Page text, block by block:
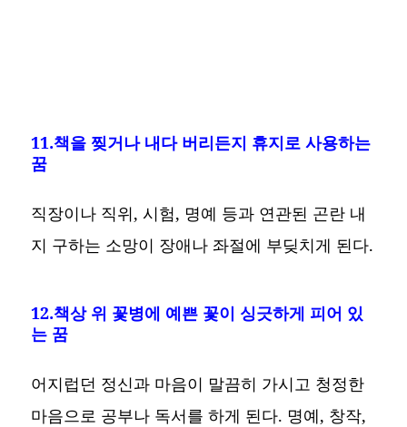
11.책을 찢거나 내다 버리든지 휴지로 사용하는
꿈
직장이나 직위, 시험, 명예 등과 연관된 곤란 내
지 구하는 소망이 장애나 좌절에 부딪치게 된다.
12.책상 위 꽃병에 예쁜 꽃이 싱긋하게 피어 있
는 꿈
어지럽던 정신과 마음이 말끔히 가시고 청정한
마음으로 공부나 독서를 하게 된다. 명예, 창작,